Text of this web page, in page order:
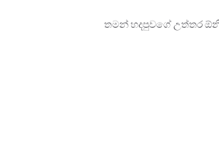
තමන් හදපුවගේ උත්තර